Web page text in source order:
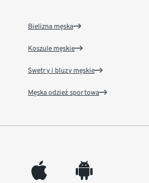
Bielizna męska
Koszule męskie
Swetry i bluzy męskie
Męska odzież sportowa
appleinc android